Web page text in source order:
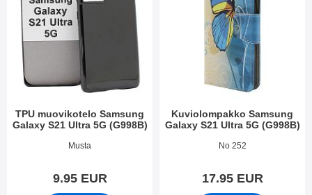
TPU muovikotelo Samsung
Galaxy S21 Ultra 5G (G998B)
Tuote.nro 39417
Musta
9.95 EUR
Kuviolompakko Samsung
Galaxy S21 Ultra 5G (G998B)
Tuote.nro 39722
No 252
17.95 EUR